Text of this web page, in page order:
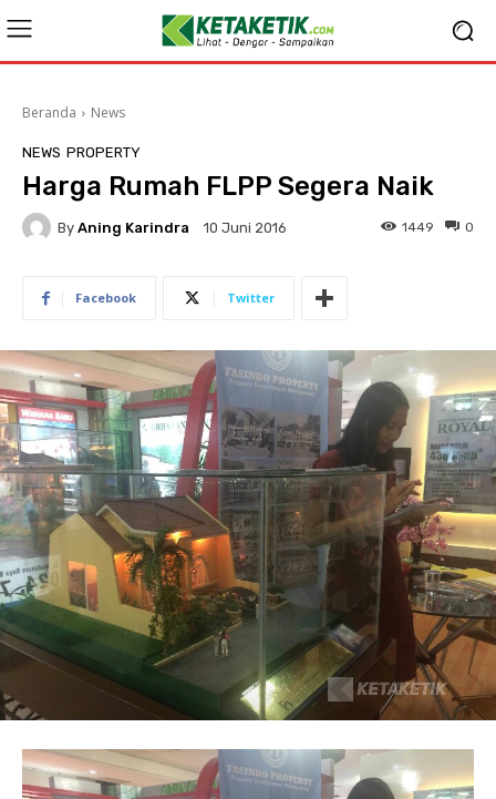
Beranda News
NEWS PROPERTY
Harga Rumah FLPP Segera Naik
By Aning Karindra 10 Juni 2016 0
1449
Facebook Twitter